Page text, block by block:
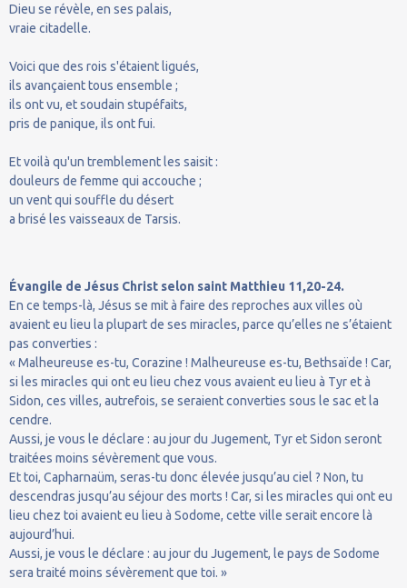
Dieu se révèle, en ses palais,
vraie citadelle.
Voici que des rois s'étaient ligués,
ils avançaient tous ensemble ;
ils ont vu, et soudain stupéfaits,
pris de panique, ils ont fui.
Et voilà qu'un tremblement les saisit :
douleurs de femme qui accouche ;
un vent qui souffle du désert
a brisé les vaisseaux de Tarsis.
Évangile de Jésus Christ selon saint Matthieu 11,20-24.
En ce temps-là, Jésus se mit à faire des reproches aux villes où
avaient eu lieu la plupart de ses miracles, parce qu’elles ne s’étaient
pas converties :
« Malheureuse es-tu, Corazine ! Malheureuse es-tu, Bethsaïde ! Car,
si les miracles qui ont eu lieu chez vous avaient eu lieu à Tyr et à
Sidon, ces villes, autrefois, se seraient converties sous le sac et la
cendre.
Aussi, je vous le déclare : au jour du Jugement, Tyr et Sidon seront
traitées moins sévèrement que vous.
Et toi, Capharnaüm, seras-tu donc élevée jusqu’au ciel ? Non, tu
descendras jusqu’au séjour des morts ! Car, si les miracles qui ont eu
lieu chez toi avaient eu lieu à Sodome, cette ville serait encore là
aujourd’hui.
Aussi, je vous le déclare : au jour du Jugement, le pays de Sodome
sera traité moins sévèrement que toi. »